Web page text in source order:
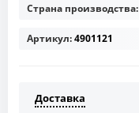
Страна производства:
Артикул:4901121
Доставка